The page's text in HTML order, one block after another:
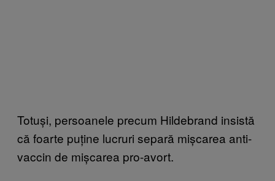
Totuși, persoanele precum Hildebrand insistă
că foarte puține lucruri separă mișcarea anti-
vaccin de mișcarea pro-avort.